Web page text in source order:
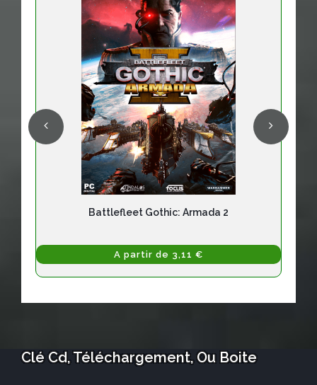
Battlefleet Gothic: Armada 2
A partir de 3,11 €
Clé Cd, Téléchargement, Ou Boite